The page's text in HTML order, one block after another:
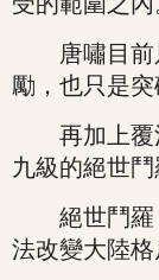
唐嘯目前
勵，也只是突
再加上覆
九級的絕世鬥
絕世鬥羅
法改變大陸格